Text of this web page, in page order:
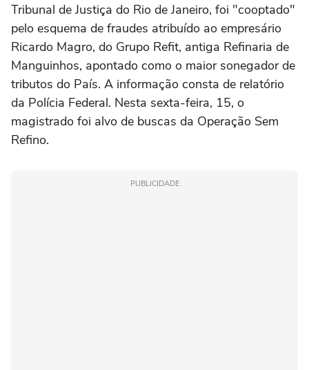
Tribunal de Justiça do Rio de Janeiro, foi "cooptado"
pelo esquema de fraudes atribuído ao empresário
Ricardo Magro, do Grupo Refit, antiga Refinaria de
Manguinhos, apontado como o maior sonegador de
tributos do País. A informação consta de relatório
da Polícia Federal. Nesta sexta-feira, 15, o
magistrado foi alvo de buscas da Operação Sem
Refino.
PUBLICIDADE